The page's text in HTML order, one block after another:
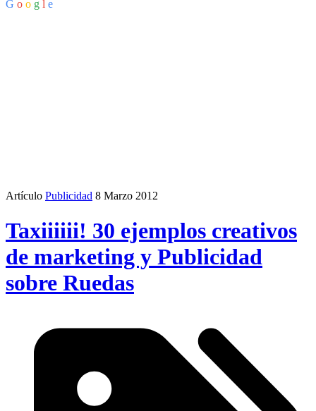
G o o g l e
Artículo Publicidad 8 Marzo 2012
Taxiiiiii! 30 ejemplos creativos
de marketing y Publicidad
sobre Ruedas